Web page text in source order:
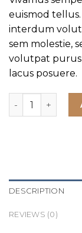
customer
rating
euismod tellus.
interdum
sem molestie,
volutpat purus
lacus posuere.
Magnete
DESCRIPTION
REVIEWS (0)